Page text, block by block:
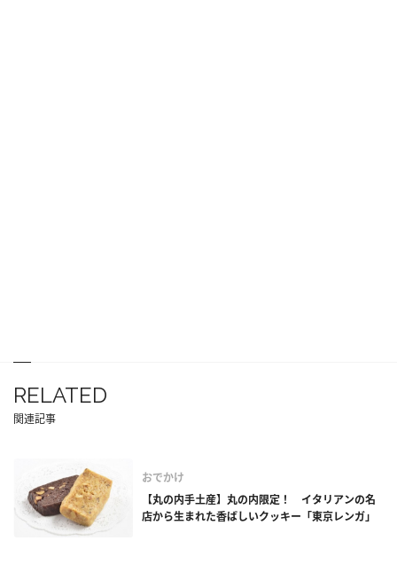
RELATED
関連記事
おでかけ
【丸の内手土産】丸の内限定！ イタリアンの名
店から生まれた香ばしいクッキー「東京レンガ」